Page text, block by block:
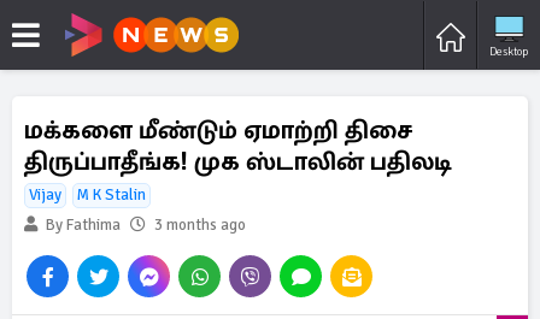
Desktop
மக்களை மீண்டும் ஏமாற்றி திசை
திருப்பாதீங்க! முக ஸ்டாலின் பதிலடி
Vijay
M K Stalin
By Fathima
3 months ago